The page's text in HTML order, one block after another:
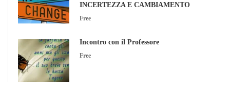
INCERTEZZA E CAMBIAMENTO
Free
Incontro con il Professore
Free